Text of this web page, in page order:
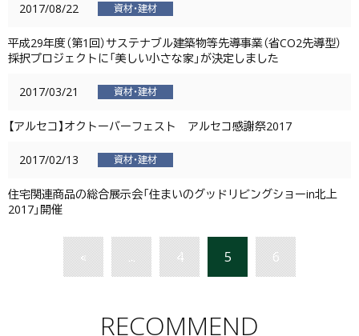
2017/08/22 資材・建材
平成29年度（第1回）サステナブル建築物等先導事業（省CO2先導型）
採択プロジェクトに「美しい小さな家」が決定しました
2017/03/21 資材・建材
【アルセコ】オクトーバーフェスト アルセコ感謝祭2017
2017/02/13 資材・建材
住宅関連商品の総合展示会「住まいのグッドリビングショーin北上
2017」開催
« ... 4 5 6
RECOMMEND